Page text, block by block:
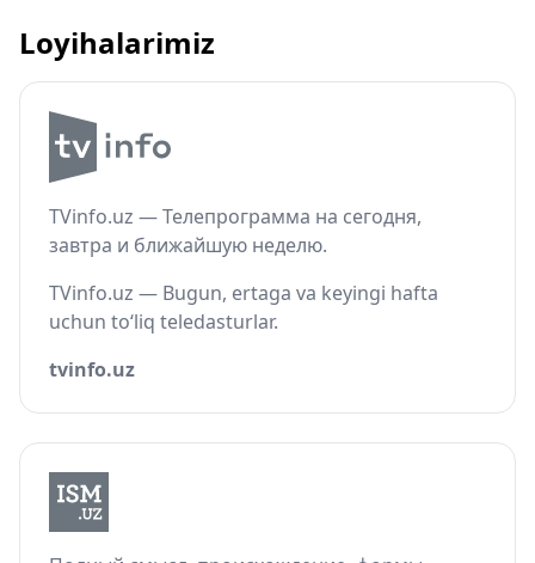
Loyihalarimiz
TVinfo.uz — Телепрограмма на сегодня,
завтра и ближайшую неделю.
TVinfo.uz — Bugun, ertaga va keyingi hafta
uchun to‘liq teledasturlar.
tvinfo.uz